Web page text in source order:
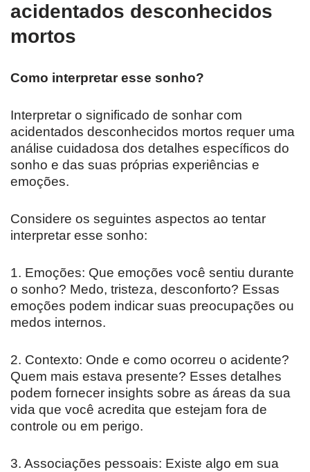
acidentados desconhecidos
mortos
Como interpretar esse sonho?
Interpretar o significado de sonhar com
acidentados desconhecidos mortos requer uma
análise cuidadosa dos detalhes específicos do
sonho e das suas próprias experiências e
emoções.
Considere os seguintes aspectos ao tentar
interpretar esse sonho:
1. Emoções: Que emoções você sentiu durante
o sonho? Medo, tristeza, desconforto? Essas
emoções podem indicar suas preocupações ou
medos internos.
2. Contexto: Onde e como ocorreu o acidente?
Quem mais estava presente? Esses detalhes
podem fornecer insights sobre as áreas da sua
vida que você acredita que estejam fora de
controle ou em perigo.
3. Associações pessoais: Existe algo em sua